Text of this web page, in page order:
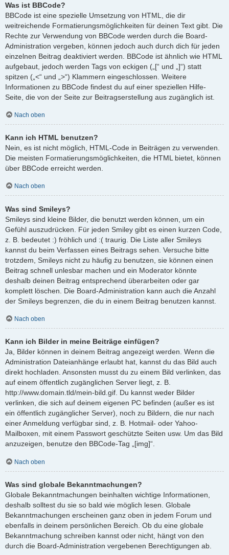
Was ist BBCode?
BBCode ist eine spezielle Umsetzung von HTML, die dir
weitreichende Formatierungsmöglichkeiten für deinen Text gibt. Die
Rechte zur Verwendung von BBCode werden durch die Board-
Administration vergeben, können jedoch auch durch dich für jeden
einzelnen Beitrag deaktiviert werden. BBCode ist ähnlich wie HTML
aufgebaut, jedoch werden Tags von eckigen („[“ und „]“) statt
spitzen („<“ und „>“) Klammern eingeschlossen. Weitere
Informationen zu BBCode findest du auf einer speziellen Hilfe-
Seite, die von der Seite zur Beitragserstellung aus zugänglich ist.
Nach oben
Kann ich HTML benutzen?
Nein, es ist nicht möglich, HTML-Code in Beiträgen zu verwenden.
Die meisten Formatierungsmöglichkeiten, die HTML bietet, können
über BBCode erreicht werden.
Nach oben
Was sind Smileys?
Smileys sind kleine Bilder, die benutzt werden können, um ein
Gefühl auszudrücken. Für jeden Smiley gibt es einen kurzen Code,
z. B. bedeutet :) fröhlich und :( traurig. Die Liste aller Smileys
kannst du beim Verfassen eines Beitrags sehen. Versuche bitte
trotzdem, Smileys nicht zu häufig zu benutzen, sie können einen
Beitrag schnell unlesbar machen und ein Moderator könnte
deshalb deinen Beitrag entsprechend überarbeiten oder gar
komplett löschen. Die Board-Administration kann auch die Anzahl
der Smileys begrenzen, die du in einem Beitrag benutzen kannst.
Nach oben
Kann ich Bilder in meine Beiträge einfügen?
Ja, Bilder können in deinem Beitrag angezeigt werden. Wenn die
Administration Dateianhänge erlaubt hat, kannst du das Bild auch
direkt hochladen. Ansonsten musst du zu einem Bild verlinken, das
auf einem öffentlich zugänglichen Server liegt, z. B.
http://www.domain.tld/mein-bild.gif. Du kannst weder Bilder
verlinken, die sich auf deinem eigenen PC befinden (außer es ist
ein öffentlich zugänglicher Server), noch zu Bildern, die nur nach
einer Anmeldung verfügbar sind, z. B. Hotmail- oder Yahoo-
Mailboxen, mit einem Passwort geschützte Seiten usw. Um das Bild
anzuzeigen, benutze den BBCode-Tag „[img]“.
Nach oben
Was sind globale Bekanntmachungen?
Globale Bekanntmachungen beinhalten wichtige Informationen,
deshalb solltest du sie so bald wie möglich lesen. Globale
Bekanntmachungen erscheinen ganz oben in jedem Forum und
ebenfalls in deinem persönlichen Bereich. Ob du eine globale
Bekanntmachung schreiben kannst oder nicht, hängt von den
durch die Board-Administration vergebenen Berechtigungen ab.